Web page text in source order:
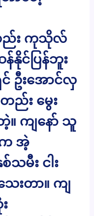
ည်း ကုသိုလ်
နိုင်ပြန်ဘူး
ဦးအောင်လှ
ည်း မွေး
။ ကျနော် သူ
အဲ့
သမီး ငါး
ေးတာ။ ကျ